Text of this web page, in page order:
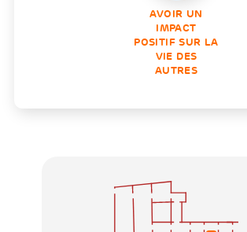
AVOIR UN
IMPACT
POSITIF SUR LA
VIE DES
AUTRES